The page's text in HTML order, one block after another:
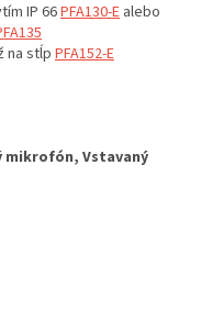
IP 66PFA130-E alebo
na stĺp PFA152-E
mikrofón, Vstavaný